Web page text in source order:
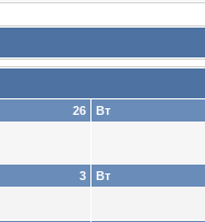
26 Вт
3 Вт